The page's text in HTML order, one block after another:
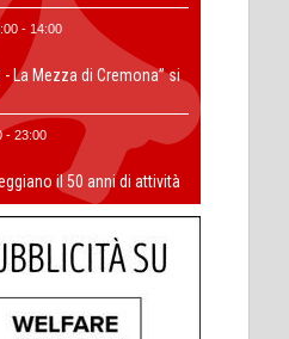
- 14:00
La Mezza di Cremona” si
- 23:00
il 50 anni di attività